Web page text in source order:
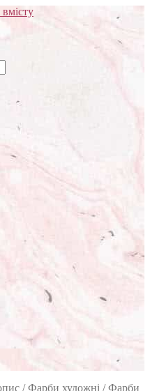
/Фарби художні /Фарби